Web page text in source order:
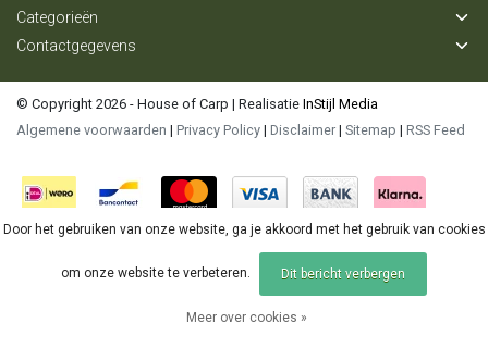
Categorieën
Contactgegevens
© Copyright 2026 - House of Carp | Realisatie InStijl Media
Algemene voorwaarden | Privacy Policy | Disclaimer | Sitemap | RSS Feed
Door het gebruiken van onze website, ga je akkoord met het gebruik van cookies
om onze website te verbeteren. Dit bericht verbergen
Meer over cookies »